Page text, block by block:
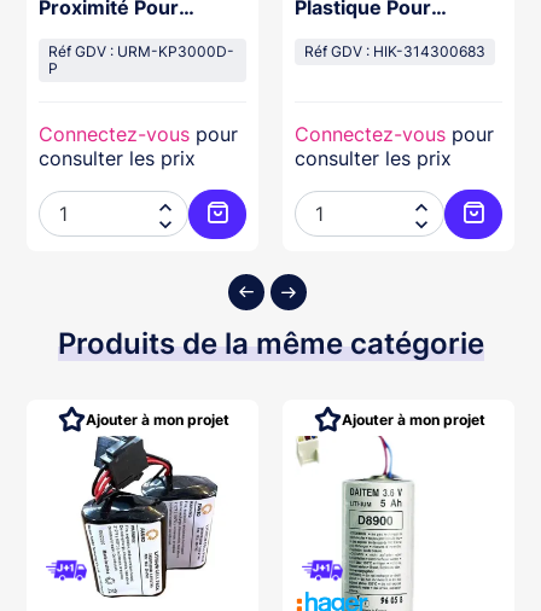
au panier
Proximité Pour
Mp3000
Réf GDV : URM-KP3000D-
P
Connectez-vous pour
consulter les prix


Ajouter au panier
Plastique Pour
Pro V2
Réf GDV : HIK-314300683
Connectez-vous pour
consulter les prix


Produits de la même catégorie
Ajouter à mon projet Ajouter à mon projet